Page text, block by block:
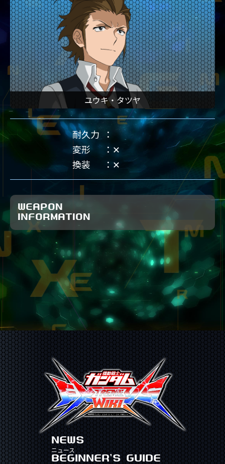
ユウキ・タツヤ
耐久力
変形
✕
換装
✕
WEAPON
INFORMATION
NEWS
ニュース
BEGINNER'S GUIDE